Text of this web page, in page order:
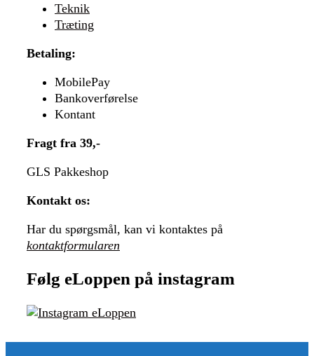
Teknik
Træting
Betaling:
MobilePay
Bankoverførelse
Kontant
Fragt fra 39,-
GLS Pakkeshop
Kontakt os:
Har du spørgsmål, kan vi kontaktes på
kontaktformularen
Følg eLoppen på instagram